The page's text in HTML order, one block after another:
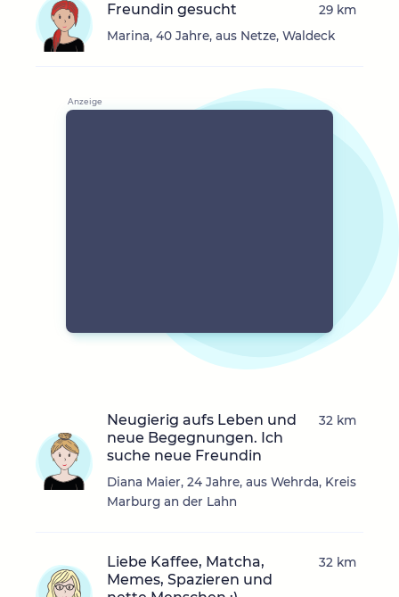
Freundin gesucht
Marina, 40 Jahre, aus Netze, Waldeck
29 km
Neugierig aufs Leben und
neue Begegnungen. Ich
suche neue Freundin
Diana Maier, 24 Jahre, aus Wehrda, Kreis
Marburg an der Lahn
32 km
Liebe Kaffee, Matcha,
Memes, Spazieren und
32 km